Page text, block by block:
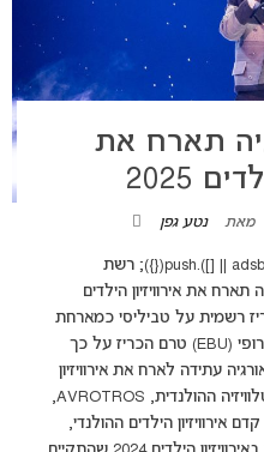
תארח את
2025
מאת נטע גפן
(adsbygoogle = window.adsbygoogle || []).push({}); רשת
תארח את אירוויזיון הילדים
יכריז רשמית על טביליסי כמארחת
הקרובה? למרות שאיגוד השידור האירופי (EBU) טרם הכריז על כך
עתידה לארח את אירוויזיון
הילדים 2025. כך נחשף ע"י רשת הטלוויזיה ההולנדית, AVROTROS,
הילדים ההולנדי,